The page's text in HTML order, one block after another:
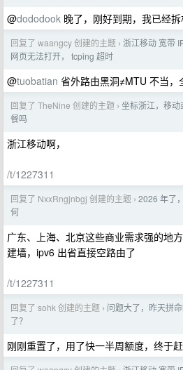
@dododook 晚了，刚好到期，我已经拆
回复了 waangcy 创建的主题 › 浙江移动 宽带
网页无法打开， tcping 超时
@tuobatian 省外路由黑洞≠MTU 不当，
回复了 TheNine 创建的主题 › 坐标浙江，移
餐吗
浙江移动啊，
/t/1227311
回复了 NxxRngjnbgj 创建的主题 › 2026 年了
何
广东、上海、北京这些商业需求强的地
建墙，ipv6 出省直接空路由了
/t/1227311
回复了 sohk 创建的主题 › 问题大了，昨天拼
了？
刚刚重置了，用了快一半周额度，终于